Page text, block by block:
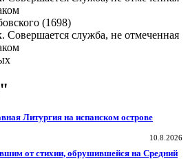
(1698)
Литургия на испанском острове
10.8.2026
от стихии, обрушившейся на Средний